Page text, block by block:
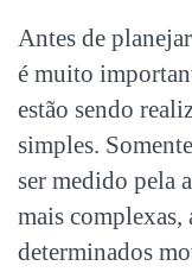
Antes de
é muito
estão sendo
simples.
ser medido pela
mais
determinados